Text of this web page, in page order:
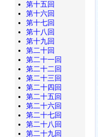
第十五回
第十六回
第十七回
第十八回
第十九回
第二十回
第二十一回
第二十二回
第二十三回
第二十四回
第二十五回
第二十六回
第二十七回
第二十八回
第二十九回